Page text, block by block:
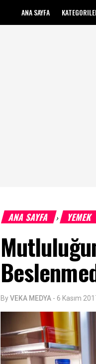
ANA SAYFA
ANA SAYFA › YEMEK
ByVEKA MEDYA - 6 Kasım